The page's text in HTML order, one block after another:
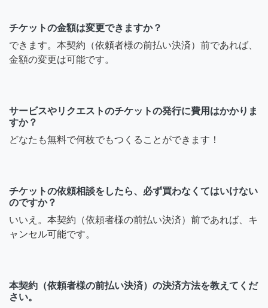
チケットの金額は変更できますか？
できます。本契約（依頼者様の前払い決済）前であれば、
金額の変更は可能です。
サービスやリクエストのチケットの発行に費用はかかりま
すか？
どなたも無料で何枚でもつくることができます！
チケットの依頼相談をしたら、必ず買わなくてはいけない
のですか？
いいえ。本契約（依頼者様の前払い決済）前であれば、キ
ャンセル可能です。
本契約（依頼者様の前払い決済）の決済方法を教えてくだ
さい。